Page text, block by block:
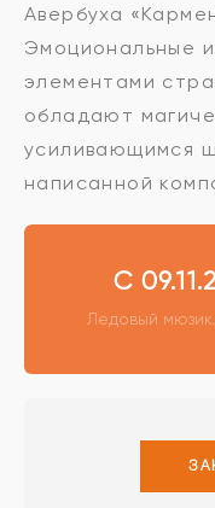
Авербуха
Эмоциональные
элементами
обладают
усиливающимся
написанной
С
Ледовый